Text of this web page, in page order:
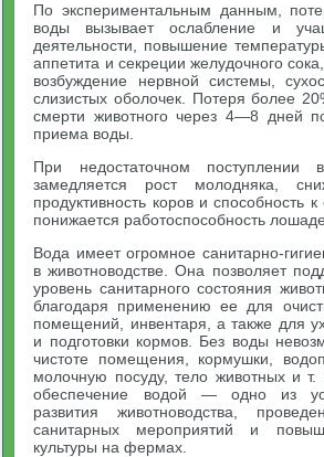
По экспериментальным данным,
воды вызывает ослабление и
деятельности, повышение
аппетита и секреции желудочного
возбуждение нервной системы,
слизистых оболочек. Потеря более
смерти животного через 4—8 дней
приема воды.
При недостаточном поступлении
замедляется рост молодняка,
продуктивность коров и способность
понижается работоспособность
Вода имеет огромное санитарно-
в животноводстве. Она позволяет
уровень санитарного состояния
благодаря применению ее для
помещений, инвентаря, а также для
и подготовки кормов. Без воды
чистоте помещения, кормушки,
молочную посуду, тело животных и т.
обеспечение водой — одно из
развития животноводства,
санитарных мероприятий и
культуры на фермах.